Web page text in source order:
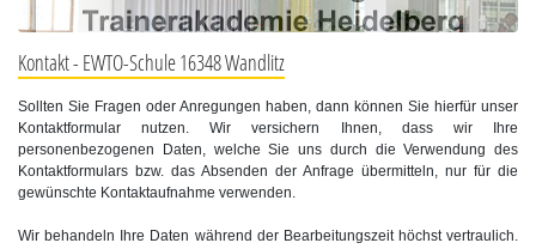
Kontakt - EWTO-Schule 16348 Wandlitz
Sollten Sie Fragen oder Anregungen haben, dann können Sie hierfür unser
Kontaktformular nutzen. Wir versichern Ihnen, dass wir Ihre
personenbezogenen Daten, welche Sie uns durch die Verwendung des
Kontaktformulars bzw. das Absenden der Anfrage übermitteln, nur für die
gewünschte Kontaktaufnahme verwenden.
Wir behandeln Ihre Daten während der Bearbeitungszeit höchst vertraulich.